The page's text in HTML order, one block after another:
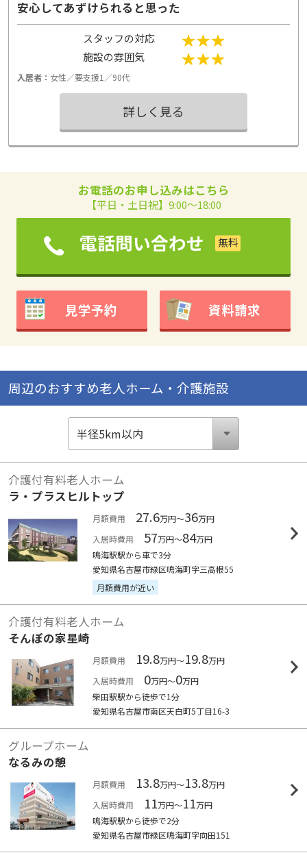
安心してあずけられると思った
スタッフの対応
施設の雰囲気
入居者： 女性／要支援1／90代
詳しく見る
お電話のお申し込みはこちら
【平日・土日祝】9:00～18:00
電話問い合わせ
見学予約 資料請求
周辺のおすすめ老人ホーム・介護施設
介護付有料老人ホーム
ラ・プラスヒルトップ
月額費用 27.6万円～36万円
入居時費用
57万円～84万円
鳴海駅駅から車で3分
愛知県名古屋市緑区鳴海町字三高根55
月額費用が近い
介護付有料老人ホーム
そんぽの家星崎
月額費用 19.8万円～19.8万円
入居時費用
0万円～0万円
柴田駅駅から徒歩で1分
愛知県名古屋市南区天白町5丁目16-3
グループホーム
なるみの憩
月額費用 13.8万円～13.8万円
入居時費用
11万円～11万円
鳴海駅駅から徒歩で2分
愛知県名古屋市緑区鳴海町字向田151